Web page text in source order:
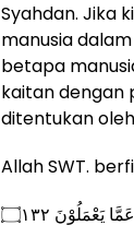
Syahdan. Jika
manusia
betapa
kaitan dengan
ditentukan
Allah SWT.
۝١٣٢